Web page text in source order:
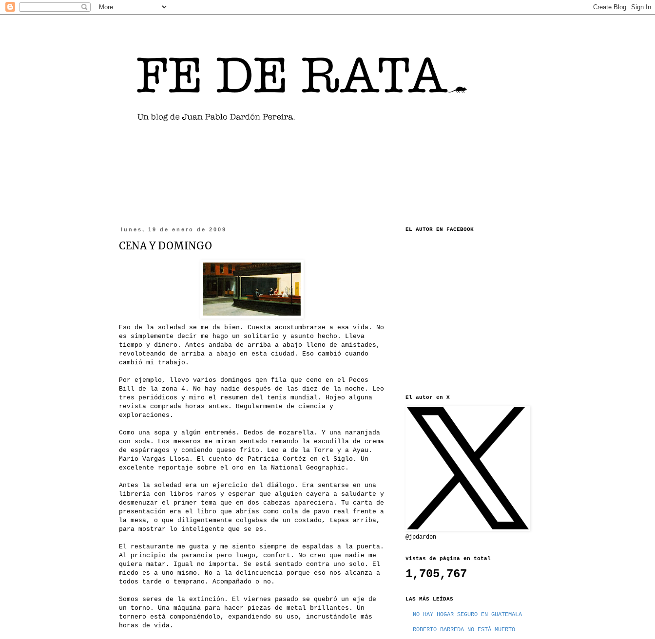
lunes, 19 de enero de 2009
CENA Y DOMINGO
Eso de la soledad se me da bien. Cuesta acostumbrarse a esa vida. No
es simplemente decir me hago un solitario y asunto hecho. Lleva
tiempo y dinero. Antes andaba de arriba a abajo lleno de amistades,
revoloteando de arriba a abajo en esta ciudad. Eso cambió cuando
cambió mi trabajo.
Por ejemplo, llevo varios domingos qen fila que ceno en el Pecos
Bill de la zona 4. No hay nadie después de las diez de la noche. Leo
tres periódicos y miro el resumen del tenis mundial. Hojeo alguna
revista comprada horas antes. Regularmente de ciencia y
exploraciones.
Como una sopa y algún entremés. Dedos de mozarella. Y una naranjada
con soda. Los meseros me miran sentado remando la escudilla de crema
de espárragos y comiendo queso frito. Leo a de la Torre y a Ayau.
Mario Vargas Llosa. El cuento de Patricia Cortéz en el Siglo. Un
excelente reportaje sobre el oro en la National Geographic.
Antes la soledad era un ejercicio del diálogo. Era sentarse en una
librería con libros raros y esperar que alguien cayera a saludarte y
desmenuzar el primer tema que en dos cabezas apareciera. Tu carta de
presentación era el libro que abrías como cola de pavo real frente a
la mesa, o que diligentemente colgabas de un costado, tapas arriba,
para mostrar lo inteligente que se es.
El restaurante me gusta y me siento siempre de espaldas a la puerta.
Al principio da paranoia pero luego, confort. No creo que nadie me
quiera matar. Igual no importa. Se está sentado contra uno solo. El
miedo es a uno mismo. No a la delincuencia porque eso nos alcanza a
todos tarde o temprano. Acompañado o no.
Somos seres de la extinción. El viernes pasado se quebró un eje de
un torno. Una máquina para hacer piezas de metal brillantes. Un
tornero está componiéndolo, expandiendo su uso, incrustándole más
horas de vida.
EL AUTOR EN FACEBOOK
El autor en X
@jpdardon
Vistas de página en total
1,705,767
LAS MÁS LEÍDAS
NO HAY HOGAR SEGURO EN GUATEMALA
ROBERTO BARREDA NO ESTÁ MUERTO